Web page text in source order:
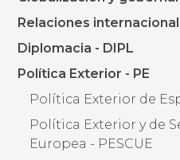
Relaciones
Diplomacia - DIPL
Política Exterior - PE
Política Exterior de
Política Exterior y de
Europea - PESCUE